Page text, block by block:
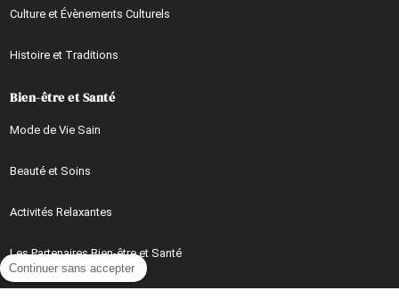
Continuer sans accepter
Culture et Évènements Culturels
Histoire et Traditions
Bien-être et Santé
Mode de Vie Sain
Beauté et Soins
Activités Relaxantes
Les Partenaires Bien-être et Santé